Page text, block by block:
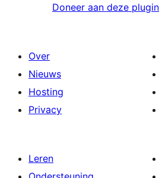
Doneer aan deze plugin
Over
Nieuws
Hosting
Privacy
Leren